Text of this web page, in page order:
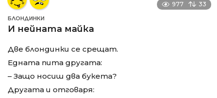
977 33
БЛОНДИНКИ
И нейната майка
Две блондинки се срещат.
Едната пита другата:
– Защо носиш два букета?
Другата и отговаря: